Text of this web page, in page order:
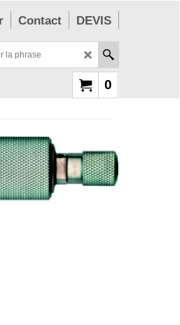
Contact DEVIS
0